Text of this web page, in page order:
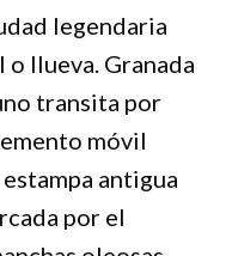
legendaria
o llueva. Granada
transita por
móvil
antigua
por el